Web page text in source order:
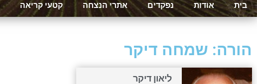
בית אודות נפקדים אתרי הנצחה קטעי קריאה
הורה: שמחה דיקר
ליאון דיקר